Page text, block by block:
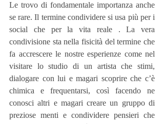
Le trovo di fondamentale importanza anche
se rare. Il termine condividere si usa più per i
social che per la vita reale . La vera
condivisione sta nella fisicità del termine che
fa accrescere le nostre esperienze come nel
visitare lo studio di un artista che stimi,
dialogare con lui e magari scoprire che c’è
chimica e frequentarsi, così facendo ne
conosci altri e magari creare un gruppo di
preziose menti e condividere pensieri che